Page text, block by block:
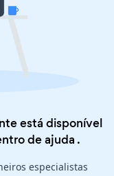
está disponível
de ajuda .
especialistas